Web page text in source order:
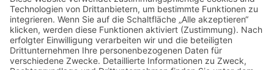
Therapien und Verfahren
Infobroschüre